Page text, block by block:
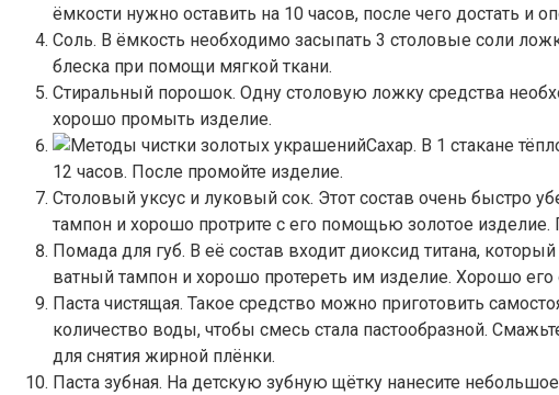
ёмкости нужно оставить на 10 часов, после чего достать
Соль. В ёмкость необходимо засыпать 3 столовые соли
блеска при помощи мягкой ткани.
Стиральный порошок. Одну столовую ложку средства
хорошо промыть изделие.
Сахар. В 1 стакане
12 часов. После промойте изделие.
Столовый уксус и луковый сок. Этот состав очень быстро
тампон и хорошо протрите с его помощью золотое
Помада для губ. В её состав входит диоксид титана,
ватный тампон и хорошо протереть им изделие. Хорошо
Паста чистящая. Такое средство можно приготовить
количество воды, чтобы смесь стала пастообразной.
для снятия жирной плёнки.
Паста зубная. На детскую зубную щётку нанесите